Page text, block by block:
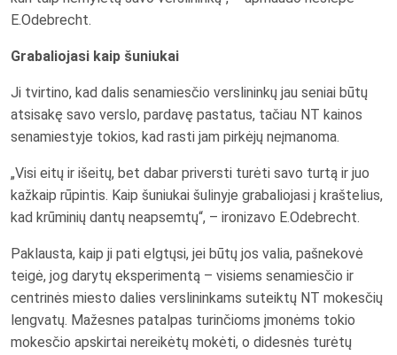
E.Odebrecht.
Grabaliojasi kaip šuniukai
Ji tvirtino, kad dalis senamiesčio verslininkų jau seniai būtų
atsisakę savo verslo, pardavę pastatus, tačiau NT kainos
senamiestyje tokios, kad rasti jam pirkėjų neįmanoma.
„Visi eitų ir išeitų, bet dabar priversti turėti savo turtą ir juo
kažkaip rūpintis. Kaip šuniukai šulinyje grabaliojasi į kraštelius,
kad krūminių dantų neapsemtų“, – ironizavo E.Odebrecht.
Paklausta, kaip ji pati elgtųsi, jei būtų jos valia, pašnekovė
teigė, jog darytų eksperimentą – visiems senamiesčio ir
centrinės miesto dalies verslininkams suteiktų NT mokesčių
lengvatų. Mažesnes patalpas turinčioms įmonėms tokio
mokesčio apskirtai nereikėtų mokėti, o didesnės turėtų